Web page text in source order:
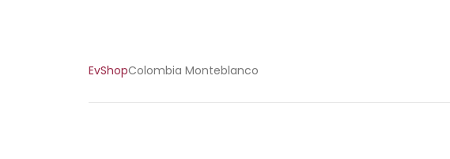
EvShopColombia Monteblanco